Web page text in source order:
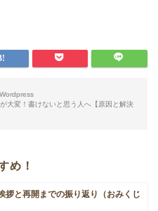
Wordpress
大変！書けないと思う人へ【原因と解決
め！
拶と再開までの振り返り（おみくじ